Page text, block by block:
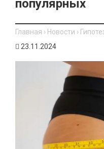
популярных
Главная › Новости ›
23.11.2024